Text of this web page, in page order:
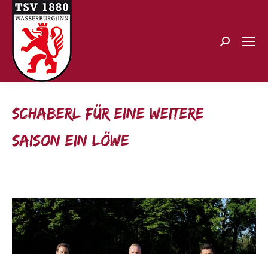
Search:
Schaberl für eine weitere
Saison ein Löwe